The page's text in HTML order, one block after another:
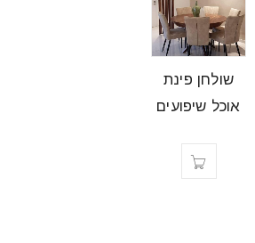
שולחן פינת
אוכל שיפועים